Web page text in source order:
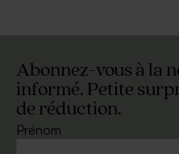
Abonnez-vous à la
informé. Petite
de réduction.
Prénom